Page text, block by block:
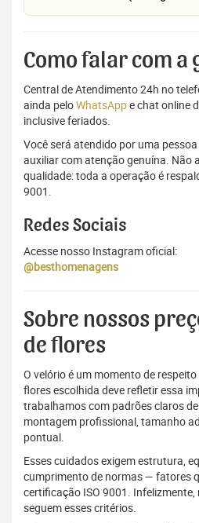
Como falar com a
Central de Atendimento 24h no
ainda peloWhatsAppe chat online
inclusive feriados.
Você será atendido por uma
auxiliar com atenção genuína. Não
qualidade: toda a operação é
9001.
Redes Sociais
Acesse nosso Instagram oficial:
@besthomenagens
Sobre nossos
de flores
O velório é um momento de
flores escolhida deve refletir essa
trabalhamos com padrões claros
montagem profissional, tamanho
pontual.
Esses cuidados exigem estrutura,
cumprimento de normas — fatores
certificação ISO 9001.
seguem esses critérios.